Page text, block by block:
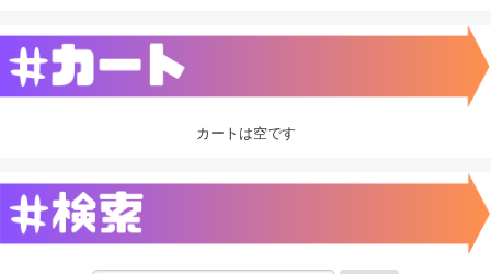
カートは空です